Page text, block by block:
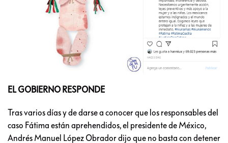
EL GOBIERNO RESPONDE
Tras varios días y de darse a conocer que los responsables del
caso Fátima están aprehendidos, el presidente de México,
Andrés Manuel López Obrador dijo que no basta con detener